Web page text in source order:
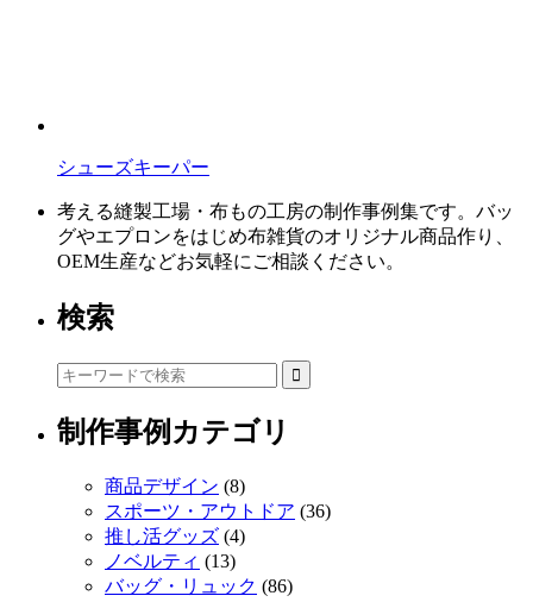
シューズキーパー
考える縫製工場・布もの工房の制作事例集です。バッ
グやエプロンをはじめ布雑貨のオリジナル商品作り、
OEM生産などお気軽にご相談ください。
検索
制作事例カテゴリ
商品デザイン (8)
スポーツ・アウトドア (36)
推し活グッズ (4)
ノベルティ (13)
バッグ・リュック (86)